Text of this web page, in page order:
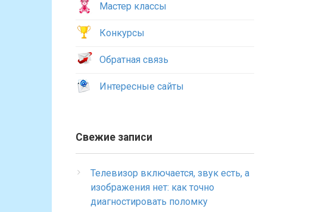
Мастер классы
Конкурсы
Обратная связь
Интересные сайты
Свежие записи
Телевизор включается, звук есть, а
изображения нет: как точно
диагностировать поломку